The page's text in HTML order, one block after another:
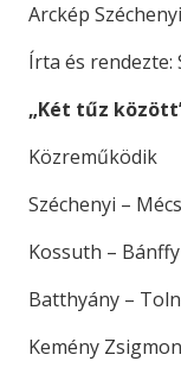
Arckép
Írta és rendezte:
„Két tűz
Közreműködik
Széchenyi –
Kossuth –
Batthyány –
Kemény